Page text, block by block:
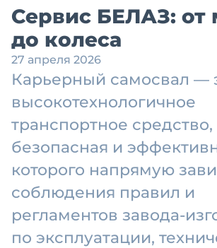
Сервис БЕЛАЗ: от
до колеса
27 апреля 2026
Карьерный самосвал —
высокотехнологичное
транспортное средство,
безопасная и
которого напрямую
соблюдения правил и
регламентов завода-
по эксплуатации,